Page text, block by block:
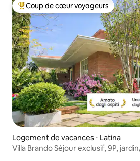
Coups de cœur voyageurs les plus
Coup de cœur voyageurs
Logement de vacances ⋅ Latina
Villa Brando Séjour exclusif, 9P,